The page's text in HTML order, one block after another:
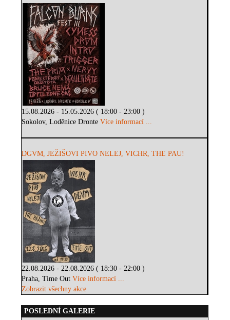
15.08.2026 - 15.05.2026 ( 18:00 - 23:00 )
Sokolov, Loděnice DronteVíce informací ...
DGVM, JEŽIŠOVI PIVO NELEJ, VICHR, THE PAU!
22.08.2026 - 22.08.2026 ( 18:30 - 22:00 )
Praha, Time OutVíce informací ...
Zobrazit všechny akce
POSLEDNÍ GALERIE